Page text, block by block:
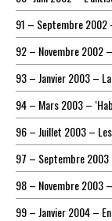
91 – Septembre 2002
92 – Novembre 2002
93 – Janvier 2003 –
94 – Mars 2003 –
96 – Juillet 2003 –
97 – Septembre 2003
98 – Novembre 2003
99 – Janvier 2004 –